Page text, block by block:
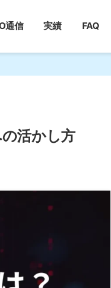
通信 実績 FAQ
活かし方